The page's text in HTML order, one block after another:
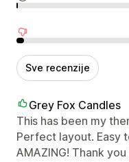
Neutralne recenzije
Negativne recenzije
Sve recenzije
Grey Fox Candles
This has been my
Perfect layout. Easy
AMAZING! Thank